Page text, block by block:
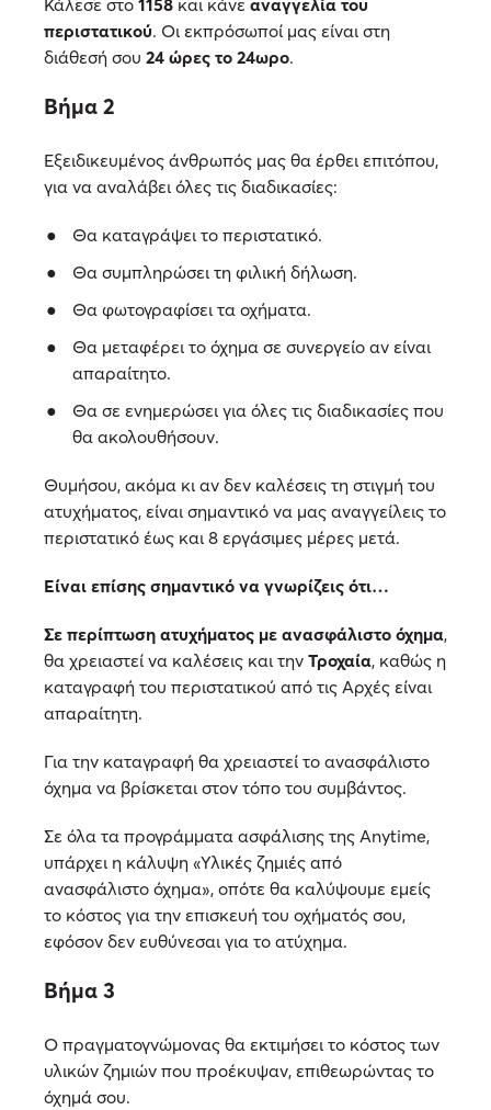
Κάλεσε στο 1158 και κάνε αναγγελία του
περιστατικού. Οι εκπρόσωποί μας είναι στη
διάθεσή σου 24 ώρες το 24ωρο.
Βήμα 2
Εξειδικευμένος άνθρωπός μας θα έρθει επιτόπου,
για να αναλάβει όλες τις διαδικασίες:
Θα καταγράψει το περιστατικό.
Θα συμπληρώσει τη φιλική δήλωση.
Θα φωτογραφίσει τα οχήματα.
Θα μεταφέρει το όχημα σε συνεργείο αν είναι
απαραίτητο.
Θα σε ενημερώσει για όλες τις διαδικασίες που
θα ακολουθήσουν.
Θυμήσου, ακόμα κι αν δεν καλέσεις τη στιγμή του
ατυχήματος, είναι σημαντικό να μας αναγγείλεις το
περιστατικό έως και 8 εργάσιμες μέρες μετά.
Είναι επίσης σημαντικό να γνωρίζεις ότι…
Σε περίπτωση ατυχήματος με ανασφάλιστο όχημα,
θα χρειαστεί να καλέσεις και την Τροχαία, καθώς η
καταγραφή του περιστατικού από τις Αρχές είναι
απαραίτητη.
Για την καταγραφή θα χρειαστεί το ανασφάλιστο
όχημα να βρίσκεται στον τόπο του συμβάντος.
Σε όλα τα προγράμματα ασφάλισης της Anytime,
υπάρχει η κάλυψη «Υλικές ζημιές από
ανασφάλιστο όχημα», οπότε θα καλύψουμε εμείς
το κόστος για την επισκευή του οχήματός σου,
εφόσον δεν ευθύνεσαι για το ατύχημα.
Βήμα 3
Ο πραγματογνώμονας θα εκτιμήσει το κόστος των
υλικών ζημιών που προέκυψαν, επιθεωρώντας το
όχημά σου.